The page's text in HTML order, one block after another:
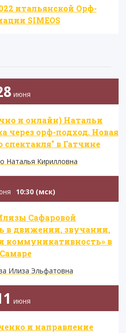
итальянской Орф-
SIMEOS
июня
и онлайн) Натальи
через орф-подход. Новая
спектакля" в Гатчине
Наталья Кирилловна
10:30 (мск)
Сафаровой
в движении, звучании,
коммуникативность» в
Самаре
Илиза Эльфатовна
июня
и направление